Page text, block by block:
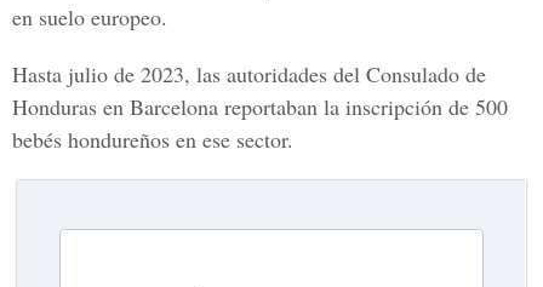
en suelo europeo.
Hasta julio de 2023, las autoridades del Consulado de
Honduras en Barcelona reportaban la inscripción de 500
bebés hondureños en ese sector.